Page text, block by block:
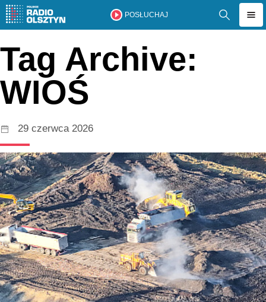
POSŁUCHAJ
Tag Archive:
WIOŚ
29 czerwca 2026